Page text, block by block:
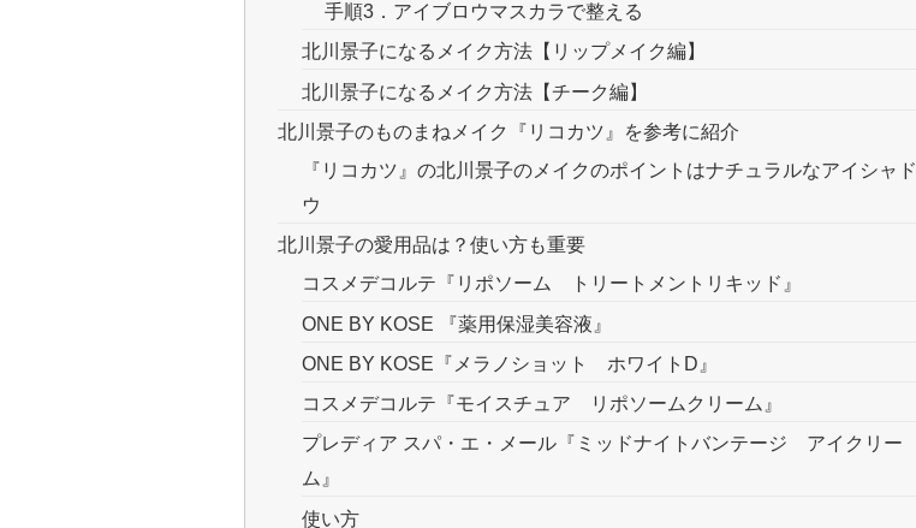
手順3．アイブロウマスカラで整える
北川景子になるメイク方法【リップメイク編】
北川景子になるメイク方法【チーク編】
北川景子のものまねメイク『リコカツ』を参考に紹介
『リコカツ』の北川景子のメイクのポイントはナチュラルなアイシャド
ウ
北川景子の愛用品は？使い方も重要
コスメデコルテ『リポソーム トリートメントリキッド』
ONE BY KOSE 『薬用保湿美容液』
ONE BY KOSE『メラノショット ホワイトD』
コスメデコルテ『モイスチュア リポソームクリーム』
プレディア スパ・エ・メール『ミッドナイトバンテージ アイクリー
ム』
使い方